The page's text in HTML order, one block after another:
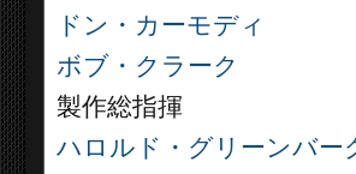
ドン・カーモディ
ボブ・クラーク
製作総指揮
ハロルド・グリーンバー